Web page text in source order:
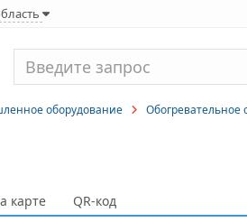
оборудование Обогревательное
карте QR-код